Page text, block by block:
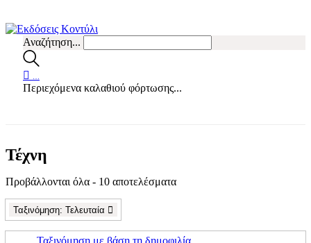
Αναζήτηση...
Περιεχόμενα καλαθιού φόρτωσης...
Τέχνη
Προβάλλονται όλα - 10 αποτελέσματα
Ταξινόμηση: Τελευταία
Ταξινόμηση με βάση τη δημοφιλία